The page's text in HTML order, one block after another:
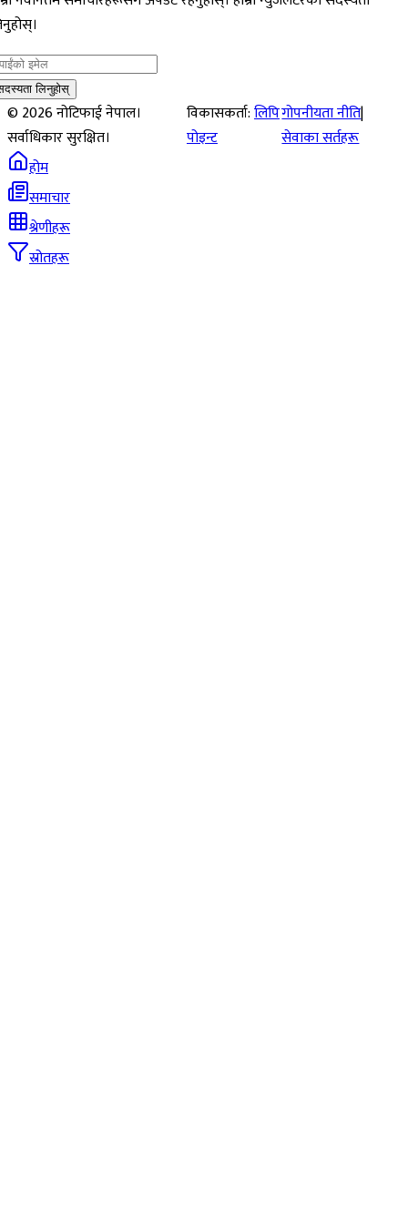
लिनुहोस्
©2026नोटिफाई नेपाल।
सर्वाधिकार सुरक्षित।
विकासकर्ता:लिपि
पोइन्ट
गोपनीयता नीति|
सेवाका सर्तहरू
होम
समाचार
श्रेणीहरू
स्रोतहरू